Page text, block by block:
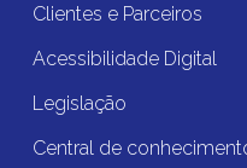
Clientes e Parceiros
Acessibilidade Digital
Legislação
Central de